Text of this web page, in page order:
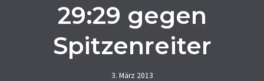
29:29 gegen
Spitzenreiter
3. März 2013